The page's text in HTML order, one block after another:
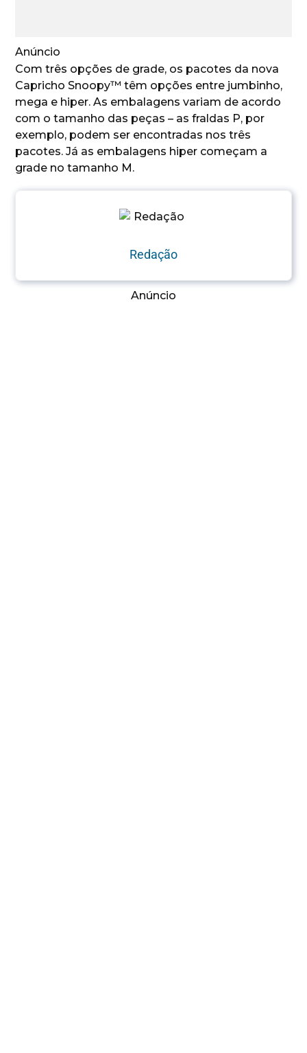
Anúncio
Com três opções de grade, os pacotes da nova
Capricho Snoopy™ têm opções entre jumbinho,
mega e hiper. As embalagens variam de acordo
com o tamanho das peças – as fraldas P, por
exemplo, podem ser encontradas nos três
pacotes. Já as embalagens hiper começam a
grade no tamanho M.
Redação
Anúncio